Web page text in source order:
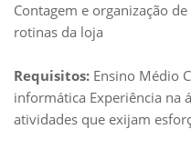
Contagem e organização
rotinas da loja
Requisitos: Ensino Médio
informática Experiência na
atividades que exijam